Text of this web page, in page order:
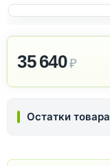
35 640₽
Остатки товара